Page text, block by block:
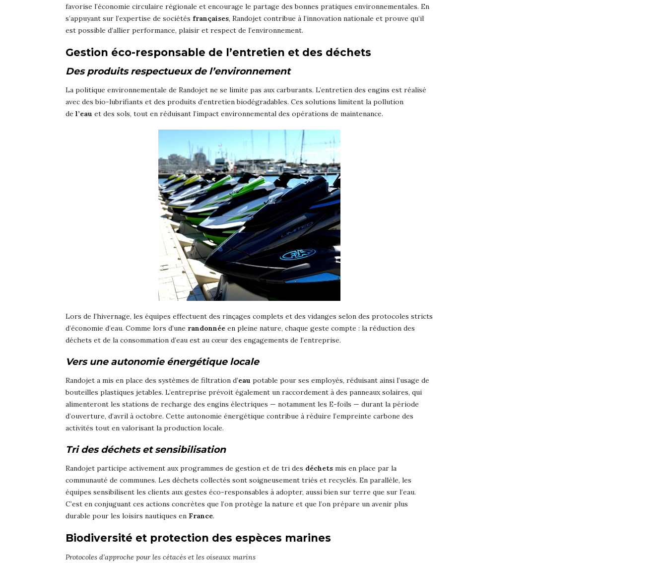
favorise l’économie circulaire régionale et encourage le partage des bonnes pratiques environnementales. En
s’appuyant sur l’expertise de sociétés françaises, Randojet contribue à l’innovation nationale et prouve qu’il
est possible d’allier performance, plaisir et respect de l’environnement.
Gestion éco-responsable de l’entretien et des déchets
Des produits respectueux de l’environnement
La politique environnementale de Randojet ne se limite pas aux carburants. L’entretien des engins est réalisé
avec des bio-lubrifiants et des produits d’entretien biodégradables. Ces solutions limitent la pollution
de l’eau et des sols, tout en réduisant l’impact environnemental des opérations de maintenance.
Lors de l’hivernage, les équipes effectuent des rinçages complets et des vidanges selon des protocoles stricts
d’économie d’eau. Comme lors d’une randonnée en pleine nature, chaque geste compte : la réduction des
déchets et de la consommation d’eau est au cœur des engagements de l’entreprise.
Vers une autonomie énergétique locale
Randojet a mis en place des systèmes de filtration d’eau potable pour ses employés, réduisant ainsi l’usage de
bouteilles plastiques jetables. L’entreprise prévoit également un raccordement à des panneaux solaires, qui
alimenteront les stations de recharge des engins électriques — notamment les E-foils — durant la période
d’ouverture, d’avril à octobre. Cette autonomie énergétique contribue à réduire l’empreinte carbone des
activités tout en valorisant la production locale.
Tri des déchets et sensibilisation
Randojet participe activement aux programmes de gestion et de tri des déchets mis en place par la
communauté de communes. Les déchets collectés sont soigneusement triés et recyclés. En parallèle, les
équipes sensibilisent les clients aux gestes éco-responsables à adopter, aussi bien sur terre que sur l’eau.
C’est en conjuguant ces actions concrètes que l’on protège la nature et que l’on prépare un avenir plus
durable pour les loisirs nautiques en France.
Biodiversité et protection des espèces marines
Protocoles d’approche pour les cétacés et les oiseaux marins